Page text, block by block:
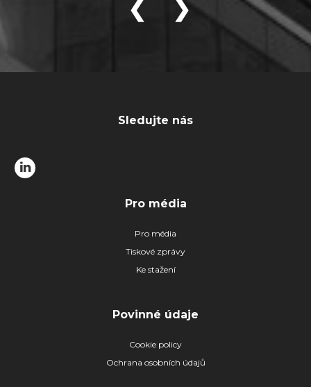
Sledujte nás
Pro média
Pro média
Tiskové zprávy
Ke stažení
Povinné údaje
Cookie policy
Ochrana osobních údajů